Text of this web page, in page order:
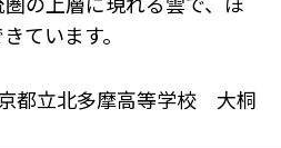
ています。
都立北多摩高等学校 大桐